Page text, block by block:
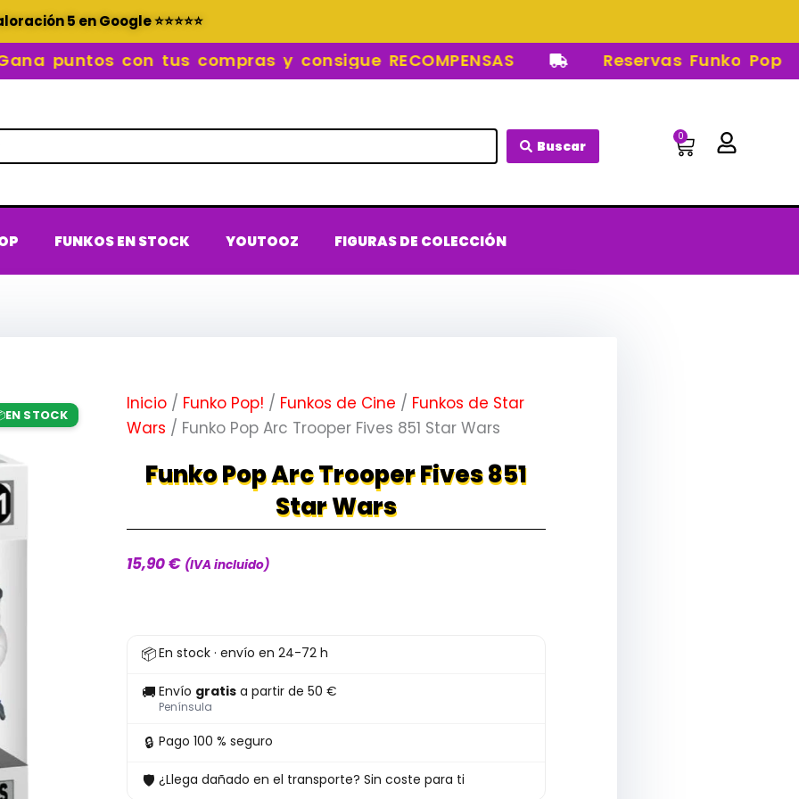
5 en Google ⭐⭐⭐⭐⭐
puntos con tus compras y consigue RECOMPENSAS Reservas Funko Pop
Buscar
0
Carrito
FUNKOS EN STOCK YOUTOOZ FIGURAS DE COLECCIÓN
EN STOCK
Inicio / Funko Pop! / Funkos de Cine / Funkos de Star
Wars / Funko Pop Arc Trooper Fives 851 Star Wars
Funko Pop Arc Trooper Fives 851
Star Wars
15,90€ (IVA incluido)
📦En stock · envío en 24-72 h
🚚 Envío gratis a partir de 50 €
Península
🔒 Pago 100 % seguro
🛡 ¿Llega dañado en el transporte? Sin coste para ti
Pop
Arc
Trooper
Fives
Star